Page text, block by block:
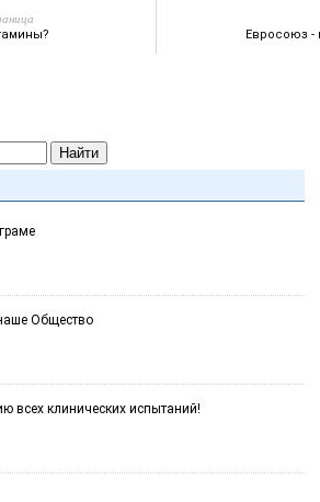
Евросоюз -
Найти
Общество
всех клинических испытаний!